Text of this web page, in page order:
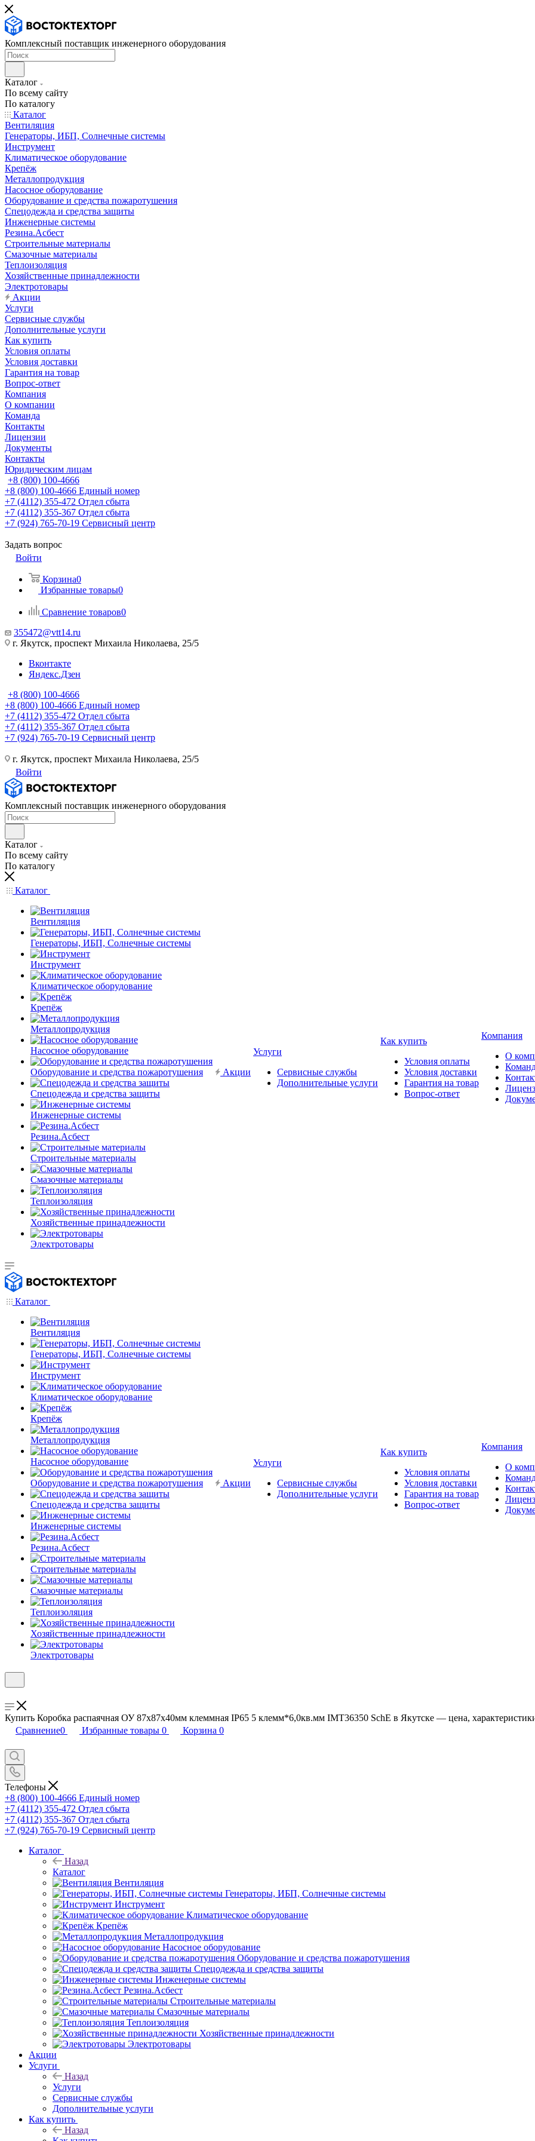
Комплексный поставщик инженерного оборудования
Каталог
По всему сайту
По каталогу
Каталог
Вентиляция
Генераторы, ИБП, Солнечные системы
Инструмент
Климатическое оборудование
Крепёж
Металлопродукция
Насосное оборудование
Оборудование и средства пожаротушения
Спецодежда и средства защиты
Инженерные системы
Резина.Асбест
Строительные материалы
Смазочные материалы
Теплоизоляция
Хозяйственные принадлежности
Электротовары
Акции
Услуги
Сервисные службы
Дополнительные услуги
Как купить
Условия оплаты
Условия доставки
Гарантия на товар
Вопрос-ответ
Компания
О компании
Команда
Контакты
Лицензии
Документы
Контакты
Юридическим лицам
+8 (800) 100-4666
+8 (800) 100-4666 Единый номер
+7 (4112) 355-472 Отдел сбыта
+7 (4112) 355-367 Отдел сбыта
+7 (924) 765-70-19 Сервисный центр
Задать вопрос
Войти
Корзина0
Избранные товары0
Сравнение товаров0
355472@vtt14.ru
г. Якутск, проспект Михаила Николаева, 25/5
Вконтакте
Яндекс.Дзен
+8 (800) 100-4666
+8 (800) 100-4666 Единый номер
+7 (4112) 355-472 Отдел сбыта
+7 (4112) 355-367 Отдел сбыта
+7 (924) 765-70-19 Сервисный центр
г. Якутск, проспект Михаила Николаева, 25/5
Войти
Комплексный поставщик инженерного оборудования
Каталог
По всему сайту
По каталогу
Каталог
Вентиляция
Генераторы, ИБП, Солнечные системы
Инструмент
Климатическое оборудование
Крепёж
Металлопродукция
Насосное оборудование
Оборудование и средства пожаротушения
Спецодежда и средства защиты
Инженерные системы
Резина.Асбест
Строительные материалы
Смазочные материалы
Теплоизоляция
Хозяйственные принадлежности
Электротовары
Акции
Услуги
Сервисные службы
Дополнительные услуги
Как купить
Условия оплаты
Условия доставки
Гарантия на товар
Вопрос-ответ
Компания
О
Каталог
Вентиляция
Генераторы, ИБП, Солнечные системы
Инструмент
Климатическое оборудование
Крепёж
Металлопродукция
Насосное оборудование
Оборудование и средства пожаротушения
Спецодежда и средства защиты
Инженерные системы
Резина.Асбест
Строительные материалы
Смазочные материалы
Теплоизоляция
Хозяйственные принадлежности
Электротовары
Акции
Услуги
Сервисные службы
Дополнительные услуги
Как купить
Условия оплаты
Условия доставки
Гарантия на товар
Вопрос-ответ
Компания
О
Купить Коробка распаячная ОУ 87х87х40мм клеммная IP65 5 клемм*6,0кв.мм IMT36350 SchE в Якутске — цена,
Сравнение0 Избранные товары 0 Корзина 0
Телефоны
+8 (800) 100-4666 Единый номер
+7 (4112) 355-472 Отдел сбыта
+7 (4112) 355-367 Отдел сбыта
+7 (924) 765-70-19 Сервисный центр
Каталог
Назад
Каталог
Вентиляция
Генераторы, ИБП, Солнечные системы
Инструмент
Климатическое оборудование
Крепёж
Металлопродукция
Насосное оборудование
Оборудование и средства пожаротушения
Спецодежда и средства защиты
Инженерные системы
Резина.Асбест
Строительные материалы
Смазочные материалы
Теплоизоляция
Хозяйственные принадлежности
Электротовары
Акции
Услуги
Назад
Услуги
Сервисные службы
Дополнительные услуги
Как купить
Назад